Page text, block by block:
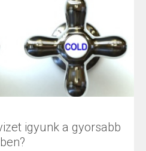
igyunk a gyorsabb